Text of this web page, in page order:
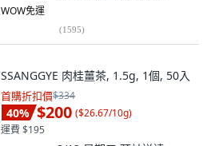
WOW免運
(1595)
SSANGGYE 肉桂薑茶, 1.5g, 1個, 50入
首購折扣價$334
40% $200 ($26.67/10g)
運費 $195